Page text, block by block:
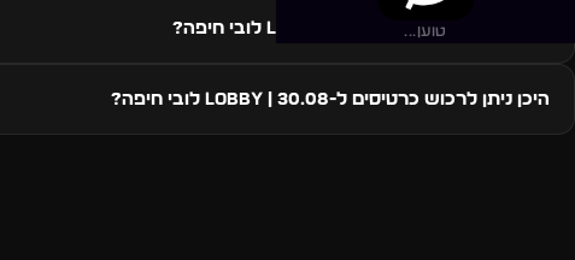
טוען...
איזה סגנון מוזיקה ב-30.08 | LOBBY לובי חיפה?
היכן ניתן לרכוש כרטיסים ל-30.08 | LOBBY לובי חיפה?